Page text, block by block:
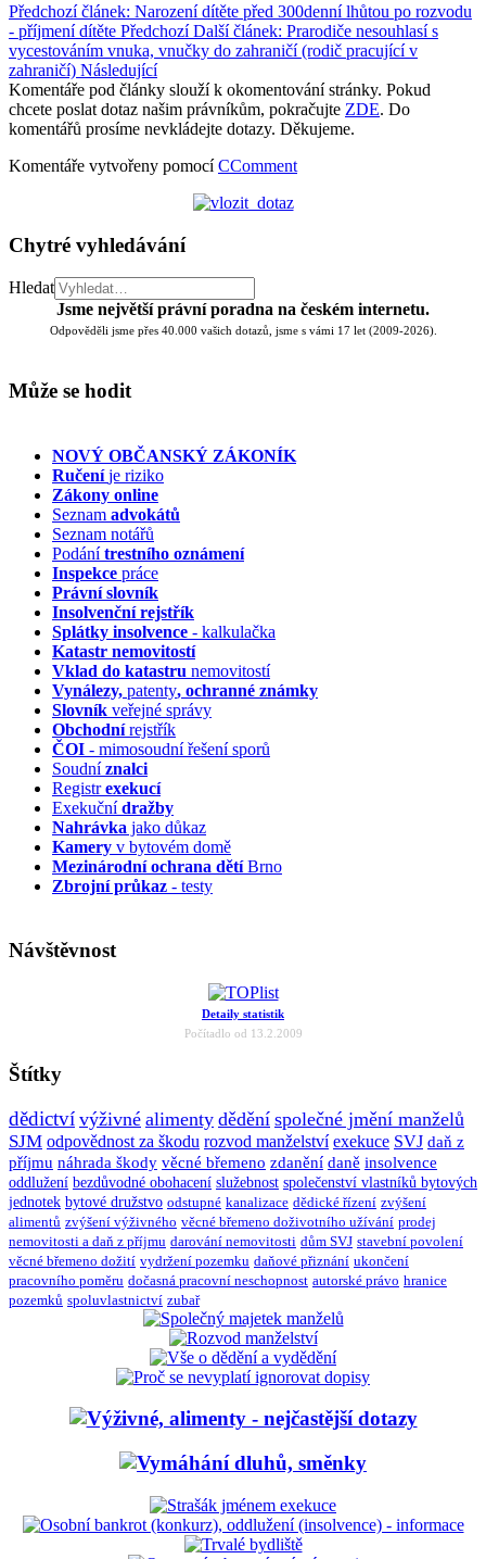
Předchozí článek: Narození dítěte před 300denní lhůtou po rozvodu
- příjmení dítěte Předchozí Další článek: Prarodiče nesouhlasí s
vycestováním vnuka, vnučky do zahraničí (rodič pracující v
zahraničí) Následující
Komentáře pod články slouží k okomentování stránky. Pokud
chcete poslat dotaz našim právníkům, pokračujte ZDE. Do
komentářů prosíme nevkládejte dotazy. Děkujeme.
Komentáře vytvořeny pomocíCComment
Chytré vyhledávání
Hledat
Jsme největší právní poradna na českém internetu.
Odpověděli jsme přes 40.000 vašich dotazů, jsme s vámi 17 let (2009-2026).
Může se hodit
NOVÝ OBČANSKÝ ZÁKONÍK
Ručeníje riziko
Zákony online
Seznam advokátů
Seznam notářů
Podánítrestního oznámení
Inspekce práce
Právní slovník
Insolvenčnírejstřík
Splátky insolvence - kalkulačka
Katastr nemovitostí
Vklad do katastru nemovitostí
Vynálezy, patenty, ochranné známky
Slovník veřejné správy
Obchodnírejstřík
ČOI - mimosoudní řešení sporů
Soudníznalci
Registrexekucí
Exekučnídražby
Nahrávka jako důkaz
Kamery v bytovém domě
Mezinárodní ochrana dětíBrno
Zbrojní průkaz - testy
Návštěvnost
Detaily statistik
Počítadlo od 13.2.2009
Štítky
dědictví výživné alimenty dědění společné jmění manželů
SJM odpovědnost za škodu rozvod manželství exekuce SVJ daň z
příjmu náhrada škody věcné břemeno zdanění daně insolvence
oddlužení bezdůvodné obohacení služebnost společenství vlastníků bytových
jednotek bytové družstvo odstupné kanalizace dědické řízení zvýšení
alimentů zvýšení výživného věcné břemeno doživotního užívání prodej
nemovitosti a daň z příjmu darování nemovitosti dům SVJ stavební povolení
věcné břemeno dožití vydržení pozemku daňové přiznání ukončení
pracovního poměru dočasná pracovní neschopnost autorské právo hranice
pozemků spoluvlastnictví zubař